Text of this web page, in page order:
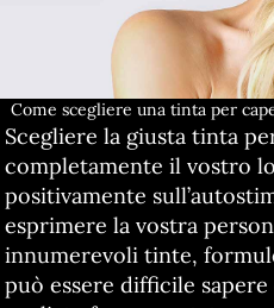
Come scegliere una tinta per
Scegliere la giusta tinta
completamente il vostro
positivamente
esprimere la vostra
innumerevoli tinte,
può essere difficile